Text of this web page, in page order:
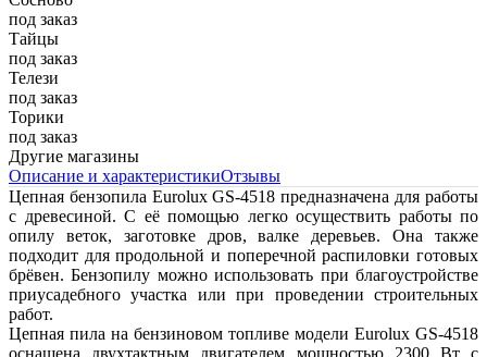
под заказ
Тайцы
под заказ
Телези
под заказ
Торики
под заказ
Другие магазины
Описание и характеристикиОтзывы
Цепная бензопила Eurolux GS-4518 предназначена для работы
с древесиной. С её помощью легко осуществить работы по
опилу веток, заготовке дров, валке деревьев. Она также
подходит для продольной и поперечной распиловки готовых
брёвен. Бензопилу можно использовать при благоустройстве
приусадебного участка или при проведении строительных
работ.
Цепная пила на бензиновом топливе модели Eurolux GS-4518